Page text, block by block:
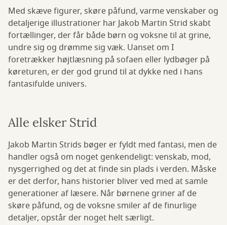
Med skæve figurer, skøre påfund, varme venskaber og
detaljerige illustrationer har Jakob Martin Strid skabt
fortællinger, der får både børn og voksne til at grine,
undre sig og drømme sig væk. Uanset om I
foretrækker højtlæsning på sofaen eller lydbøger på
køreturen, er der god grund til at dykke ned i hans
fantasifulde univers.
Alle elsker Strid
Jakob Martin Strids bøger er fyldt med fantasi, men de
handler også om noget genkendeligt: venskab, mod,
nysgerrighed og det at finde sin plads i verden. Måske
er det derfor, hans historier bliver ved med at samle
generationer af læsere. Når børnene griner af de
skøre påfund, og de voksne smiler af de finurlige
detaljer, opstår der noget helt særligt.